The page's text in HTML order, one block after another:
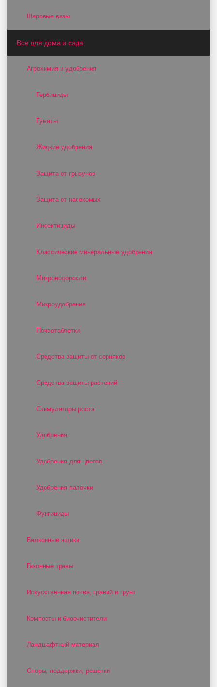
Шаровые вазы
Все для дома и сада
Агрохимия и удобрения
Гербициды
Гуматы
Жидкие удобрения
Защита от грызунов
Защита от насекомых
Инсектициды
Классические минеральные удобрения
Микроводоросли
Микроудобрения
Почвотаблетки
Средства защиты от сорняков
Средства защиты растений
Стимуляторы роста
Удобрения
Удобрения для цветов
Удобрения палочки
Фунгициды
Балконные ящики
Газонные травы
Искусственная почва, гравий и грунт
Компосты и биоочистители
Ландшафтный материал
Опоры, поддержки, решетки